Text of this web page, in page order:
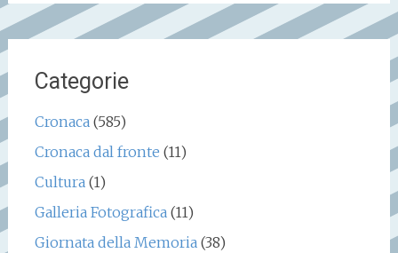
Categorie
Cronaca(585)
Cronaca dal fronte (11)
Cultura(1)
Galleria Fotografica(11)
Giornata della Memoria(38)